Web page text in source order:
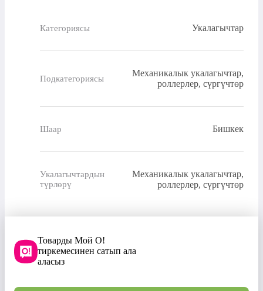
Категориясы Укалагычтар
Подкатегориясы
Механикалык укалагычтар,
роллерлер, сүргүчтөр
Шаар Бишкек
Укалагычтардын
түрлөрү
Механикалык укалагычтар,
роллерлер, сүргүчтөр
Товарды Мой О!
тиркемесинен сатып ала
аласыз